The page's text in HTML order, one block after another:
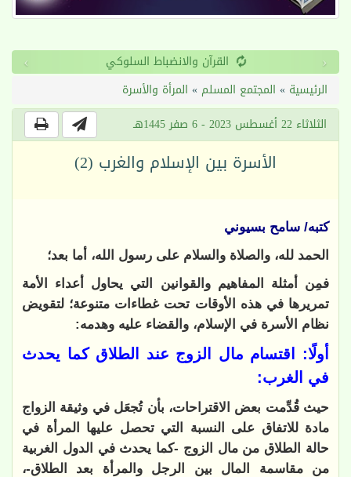
القرآن والانضباط السلوكي ‹
›
الرئيسية » المجتمع المسلم » المرأة والأسرة
الثلاثاء 22 أغسطس 2023 - 6 صفر 1445هـ
الأسرة بين الإسلام والغرب (2)
كتبه/ سامح بسيوني
الحمد لله، والصلاة والسلام على رسول الله، أما بعد؛
فمِن أمثلة المفاهيم والقوانين التي يحاول أعداء الأمة
تمريرها في هذه الأوقات تحت غطاءات متنوعة؛ لتقويض
نظام الأسرة في الإسلام، والقضاء عليه وهدمه:
أولًا: اقتسام مال الزوج عند الطلاق كما يحدث
في الغرب:
حيث قُدِّمت بعض الاقتراحات، بأن تُجعَل في وثيقة الزواج
مادة للاتفاق على النسبة التي تحصل عليها المرأة في
حالة الطلاق من مال الزوج -كما يحدث في الدول الغربية
من مقاسمة المال بين الرجل والمرأة بعد الطلاق-،